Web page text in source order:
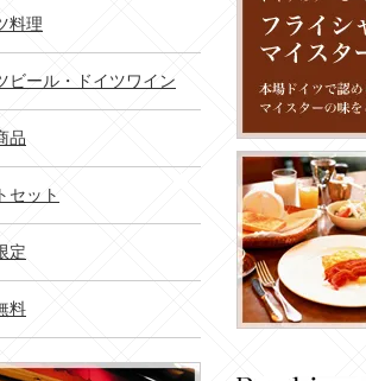
料理
ビール・ドイツワイン
品
セット
定
料